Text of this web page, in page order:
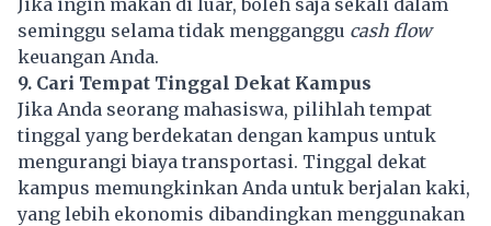
seminggu selama tidak mengganggu cash flow
keuangan Anda.
9. Cari Tempat Tinggal Dekat Kampus
Jika Anda seorang mahasiswa, pilihlah tempat
tinggal yang berdekatan dengan kampus untuk
mengurangi biaya transportasi. Tinggal dekat
kampus memungkinkan Anda untuk berjalan kaki,
yang lebih ekonomis dibandingkan menggunakan